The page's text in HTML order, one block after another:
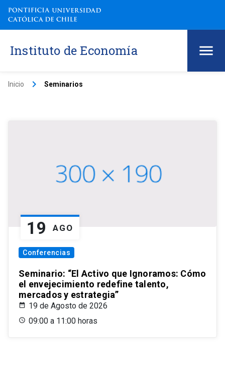
Instituto de Economía
Inicio keyboard_arrow_right Seminarios
19 AGO
Conferencias
Seminario: “El Activo que Ignoramos: Cómo
el envejecimiento redefine talento,
mercados y estrategia”
19 de Agosto de 2026
09:00 a 11:00 horas